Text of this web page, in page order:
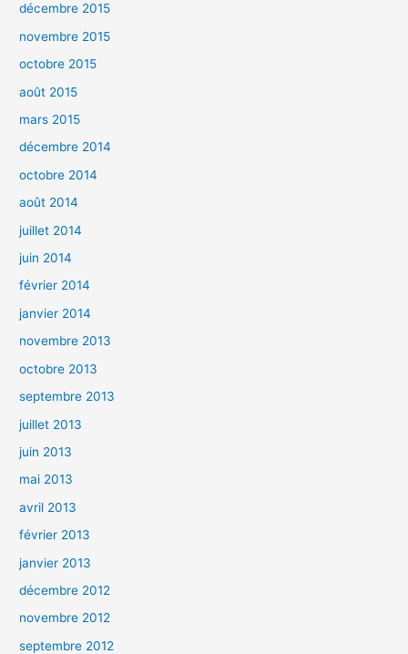
décembre 2015
novembre 2015
octobre 2015
août 2015
mars 2015
décembre 2014
octobre 2014
août 2014
juillet 2014
juin 2014
février 2014
janvier 2014
novembre 2013
octobre 2013
septembre 2013
juillet 2013
juin 2013
mai 2013
avril 2013
février 2013
janvier 2013
décembre 2012
novembre 2012
septembre 2012